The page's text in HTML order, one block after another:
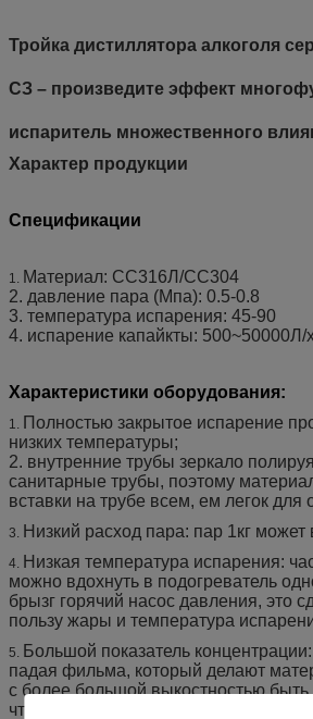
Тройка дистиллятора алкоголя
СЗ – произведите эффект
испаритель множественного
Характер продукции
Спецификации
1. Материал: СС316Л/СС304
2. давление пара (Мпа): 0.5-0.8
3. температура испарения: 45-90
4. испарение капайкты: 500~50000Л/
Характеристики оборудования:
1. Полностью закрытое испарение
низких температуры;
2. внутренние трубы зеркало
санитарные трубы, поэтому
вставки на трубе всем, ем легок для
3. Низкий расход пара: пар 1кг может
4. Низкая температура испарения:
можно вдохнуть в подогреватель
брызг горячий насос давления, это
пользу жары и температура
5. Большой показатель
падая фильма, который делают
с более большой выкостностью быть
чтобы пропустить и испариться,